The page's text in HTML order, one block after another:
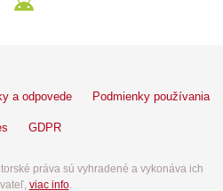
a odpovede Podmienky používania
GDPR
práva sú vyhradené a vykonáva ich
viac info.